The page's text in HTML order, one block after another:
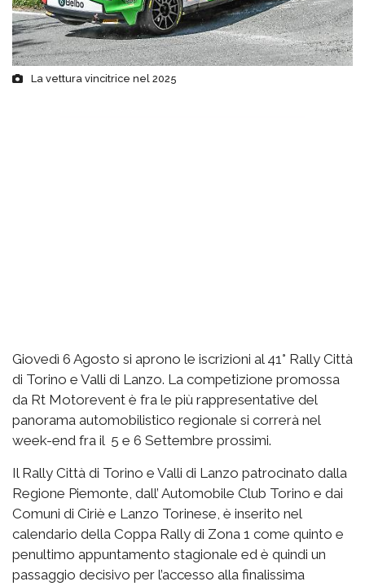
La vettura vincitrice nel 2025
Giovedì 6 Agosto si aprono le iscrizioni al 41° Rally Città
di Torino e Valli di Lanzo. La competizione promossa
da Rt Motorevent è fra le più rappresentative del
panorama automobilistico regionale si correrà nel
week-end fra il 5 e 6 Settembre prossimi.
Il Rally Città di Torino e Valli di Lanzo patrocinato dalla
Regione Piemonte, dall’ Automobile Club Torino e dai
Comuni di Ciriè e Lanzo Torinese, è inserito nel
calendario della Coppa Rally di Zona 1 come quinto e
penultimo appuntamento stagionale ed è quindi un
passaggio decisivo per l’accesso alla finalissima